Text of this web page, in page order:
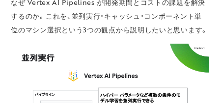
なぜ Vertex AI Pipelines が開発期間とコストの課題を解決
するのか。これを、並列実行・キャッシュ・コンポーネント単
位のマシン選択という3つの観点から説明したいと思います。